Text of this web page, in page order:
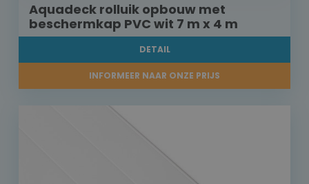
Aquadeck rolluik opbouw met
beschermkap PVC wit 7 m x 4 m
DETAIL
INFORMEER NAAR ONZE PRIJS